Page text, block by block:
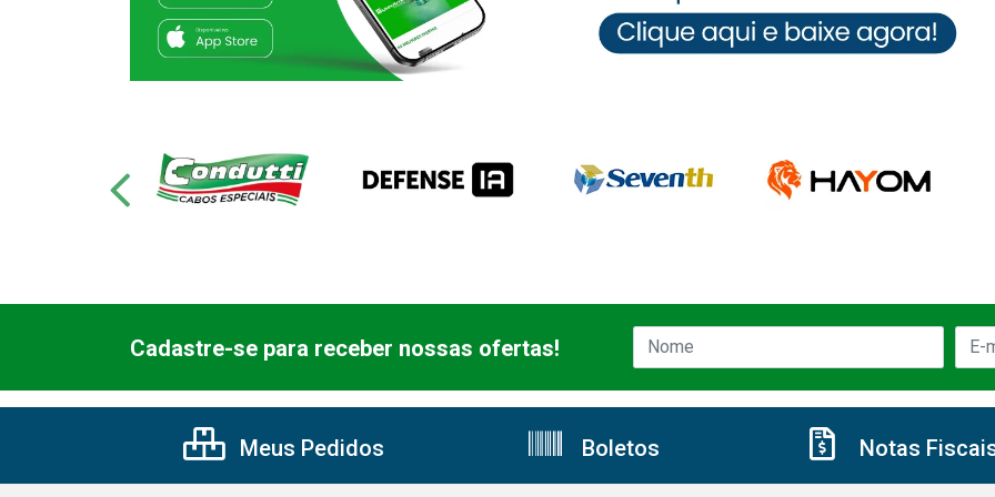
Cadastre-se para receber nossas ofertas!
Meus Pedidos Boletos Notas